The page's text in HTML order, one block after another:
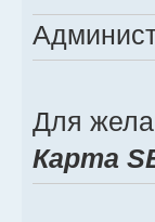
Для
Карта